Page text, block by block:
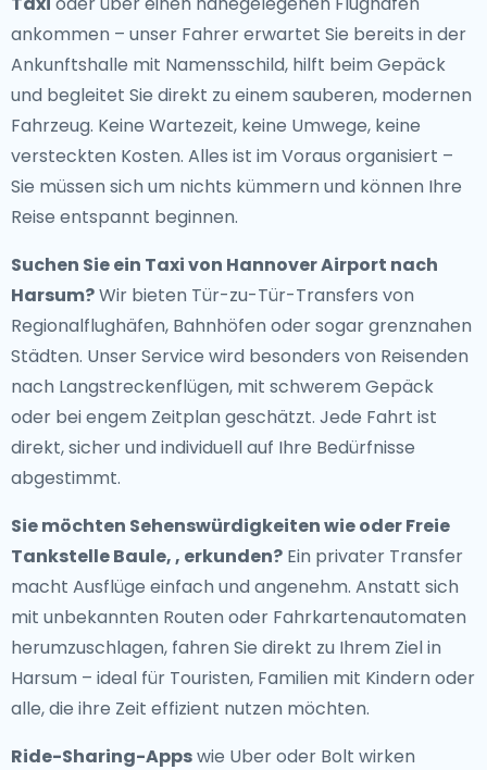
ankommen – unser Fahrer erwartet Sie bereits in der
Ankunftshalle mit Namensschild, hilft beim Gepäck
und begleitet Sie direkt zu einem sauberen, modernen
Fahrzeug. Keine Wartezeit, keine Umwege, keine
versteckten Kosten. Alles ist im Voraus organisiert –
Sie müssen sich um nichts kümmern und können Ihre
Reise entspannt beginnen.
Suchen Sie ein Taxi von Hannover Airport nach
Harsum?Wir bieten Tür-zu-Tür-Transfers von
Regionalflughäfen, Bahnhöfen oder sogar grenznahen
Städten. Unser Service wird besonders von Reisenden
nach Langstreckenflügen, mit schwerem Gepäck
oder bei engem Zeitplan geschätzt. Jede Fahrt ist
direkt, sicher und individuell auf Ihre Bedürfnisse
abgestimmt.
Sie möchten Sehenswürdigkeiten wie oder Freie
Tankstelle Baule, , erkunden? Ein privater Transfer
macht Ausflüge einfach und angenehm. Anstatt sich
mit unbekannten Routen oder Fahrkartenautomaten
herumzuschlagen, fahren Sie direkt zu Ihrem Ziel in
Harsum – ideal für Touristen, Familien mit Kindern oder
alle, die ihre Zeit effizient nutzen möchten.
Ride-Sharing-Appswie Uber oder Bolt wirken